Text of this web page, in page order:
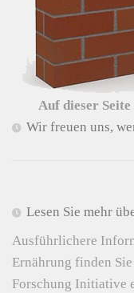
Auf dieser
Wir freuen uns,
Lesen Sie mehr
Ausführlichere
Ernährung finden
Forschung Initiative